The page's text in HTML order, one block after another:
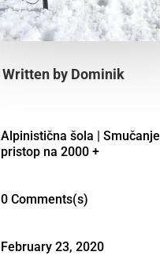
Written by Dominik
Alpinistična šola | Smučanje
pristop na 2000 +
0 Comments(s)
February 23, 2020